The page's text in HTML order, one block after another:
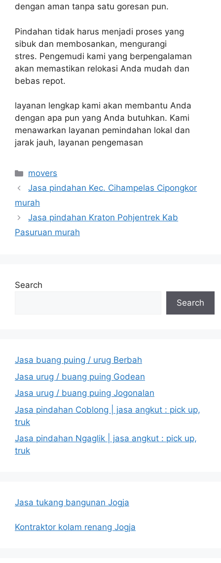
dengan aman tanpa satu goresan pun.
Pindahan tidak harus menjadi proses yang
sibuk dan membosankan, mengurangi
stres. Pengemudi kami yang berpengalaman
akan memastikan relokasi Anda mudah dan
bebas repot.
layanan lengkap kami akan membantu Anda
dengan apa pun yang Anda butuhkan. Kami
menawarkan layanan pemindahan lokal dan
jarak jauh, layanan pengemasan
Categories
movers
Jasa pindahan Kec. Cihampelas Cipongkor
murah
Jasa pindahan Kraton Pohjentrek Kab
Pasuruan murah
Search
Search
Jasa buang puing / urug Berbah
Jasa urug / buang puing Godean
Jasa urug / buang puing Jogonalan
Jasa pindahan Coblong | jasa angkut : pick up,
truk
Jasa pindahan Ngaglik | jasa angkut : pick up,
truk
Jasa tukang bangunan Jogja
Kontraktor kolam renang Jogja